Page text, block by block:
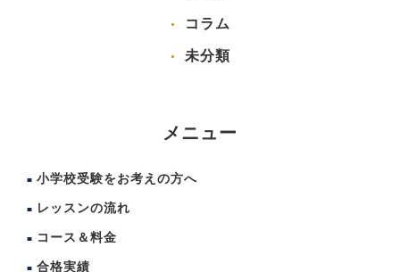
コラム
未分類
メニュー
小学校受験をお考えの方へ
レッスンの流れ
コース＆料金
合格実績